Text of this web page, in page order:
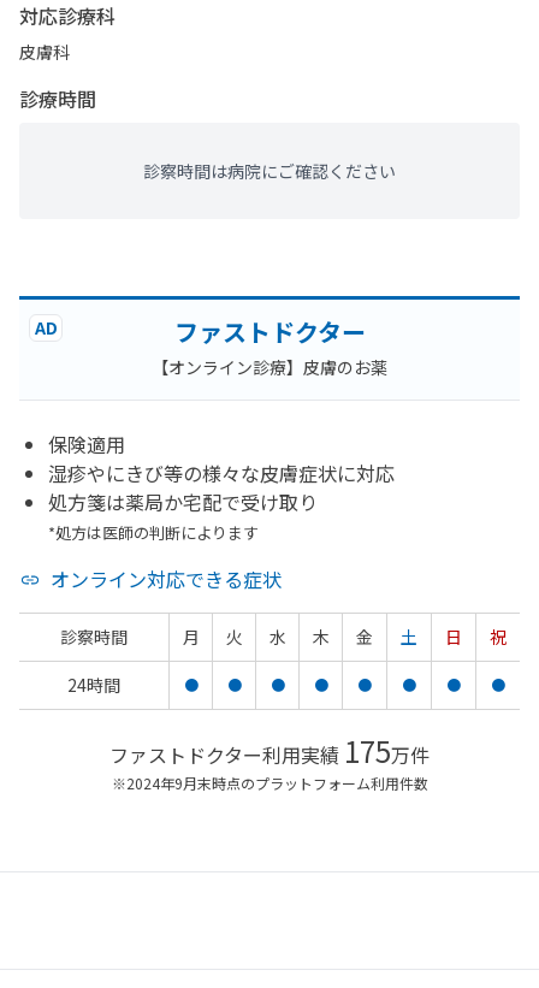
対応診療科
皮膚科
診療時間
診察時間は病院にご確認ください
AD ファストドクター
【オンライン診療】皮膚のお薬
保険適用
湿疹やにきび等の様々な皮膚症状に対応
処方箋は薬局か宅配で受け取り
*処方は医師の判断によります
オンライン対応できる症状
診察時間 月 火 水 木 金 土 日
祝
24時間
● ● ● ● ● ● ● ●
ファストドクター利用実績 175万件
※2024年9月末時点のプラットフォーム利用件数